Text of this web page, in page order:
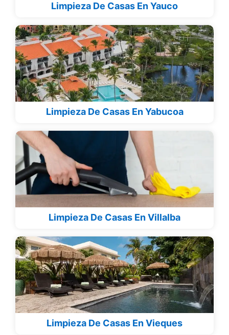
Limpieza De Casas En Yauco
Limpieza De Casas En Yabucoa
Limpieza De Casas En Villalba
Limpieza De Casas En Vieques